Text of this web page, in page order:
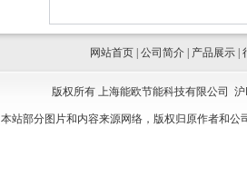
网站首页 公司简介 产品展示
版权所有 上海能欧节能科技有限公司
本站部分图片和内容来源网络，版权归原作者和